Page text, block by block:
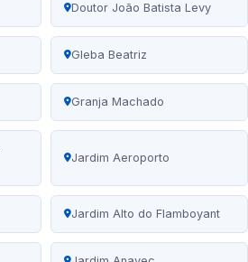
Doutor João Batista Levy
Gleba Beatriz
Granja Machado
Jardim Aeroporto
Jardim Alto do Flamboyant